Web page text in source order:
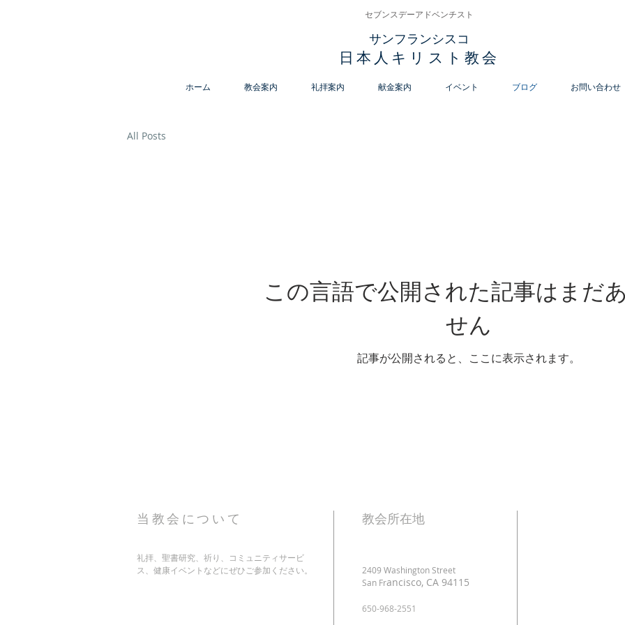
セブンスデーアドベンチスト
​サンフランシスコ
日本人キリスト教会
ホーム 教会案内 礼拝案内 献金案内 イベント ブログ お問い合わせ
All Posts
この言語で公開された記事はまだ
せん
記事が公開されると、ここに表示されます。
当教会について
礼拝、聖書研究、祈り、コミュニティサービ
ス、健康イベントなどにぜひご参加ください。
​教会所在地
2409 Washington Street
San Francisco, CA 94115
650-968-2551